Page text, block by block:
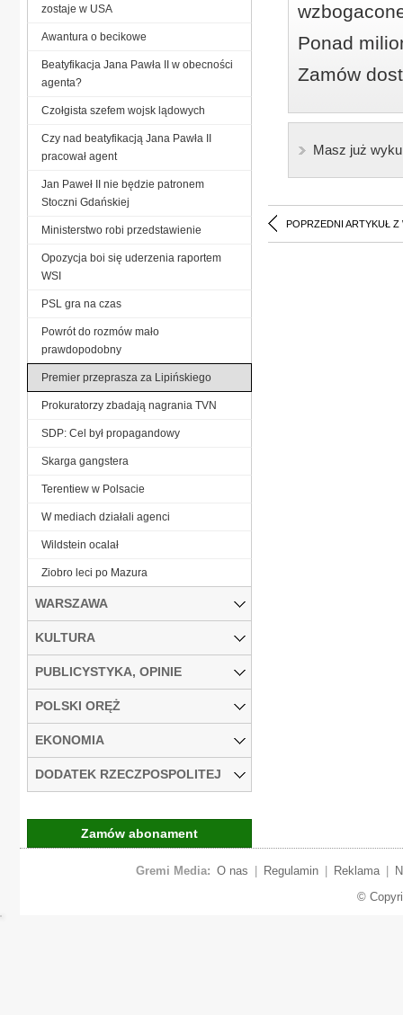
Ponad
Zamów
Masz już
POPRZEDNI ARTYKUŁ Z
zostaje w USA
Awantura o becikowe
Beatyfikacja Jana Pawła II w obecności
agenta?
Czołgista szefem wojsk lądowych
Czy nad beatyfikacją Jana Pawła II
pracował agent
Jan Paweł II nie będzie patronem
Stoczni Gdańskiej
Ministerstwo robi przedstawienie
Opozycja boi się uderzenia raportem
WSI
PSL gra na czas
Powrót do rozmów mało
prawdopodobny
Premier przeprasza za Lipińskiego
Prokuratorzy zbadają nagrania TVN
SDP: Cel był propagandowy
Skarga gangstera
Terentiew w Polsacie
W mediach działali agenci
Wildstein ocalał
Ziobro leci po Mazura
WARSZAWA
KULTURA
PUBLICYSTYKA, OPINIE
POLSKI ORĘŻ
EKONOMIA
DODATEK RZECZPOSPOLITEJ
Zamów abonament
Gremi Media: O nas Regulamin Reklama
©